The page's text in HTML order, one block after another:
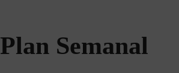
Plan Semanal